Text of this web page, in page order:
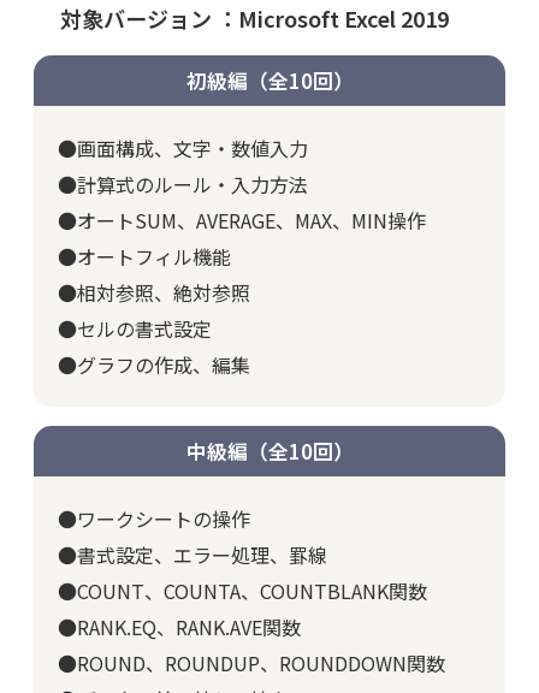
対象バージョン ：Microsoft Excel 2019
初級編（全10回）
●画面構成、文字・数値入力
●計算式のルール・入力方法
●オートSUM、AVERAGE、MAX、MIN操作
●オートフィル機能
●相対参照、絶対参照
●セルの書式設定
●グラフの作成、編集
中級編（全10回）
●ワークシートの操作
●書式設定、エラー処理、罫線
●COUNT、COUNTA、COUNTBLANK関数
●RANK.EQ、RANK.AVE関数
●ROUND、ROUNDUP、ROUNDDOWN関数